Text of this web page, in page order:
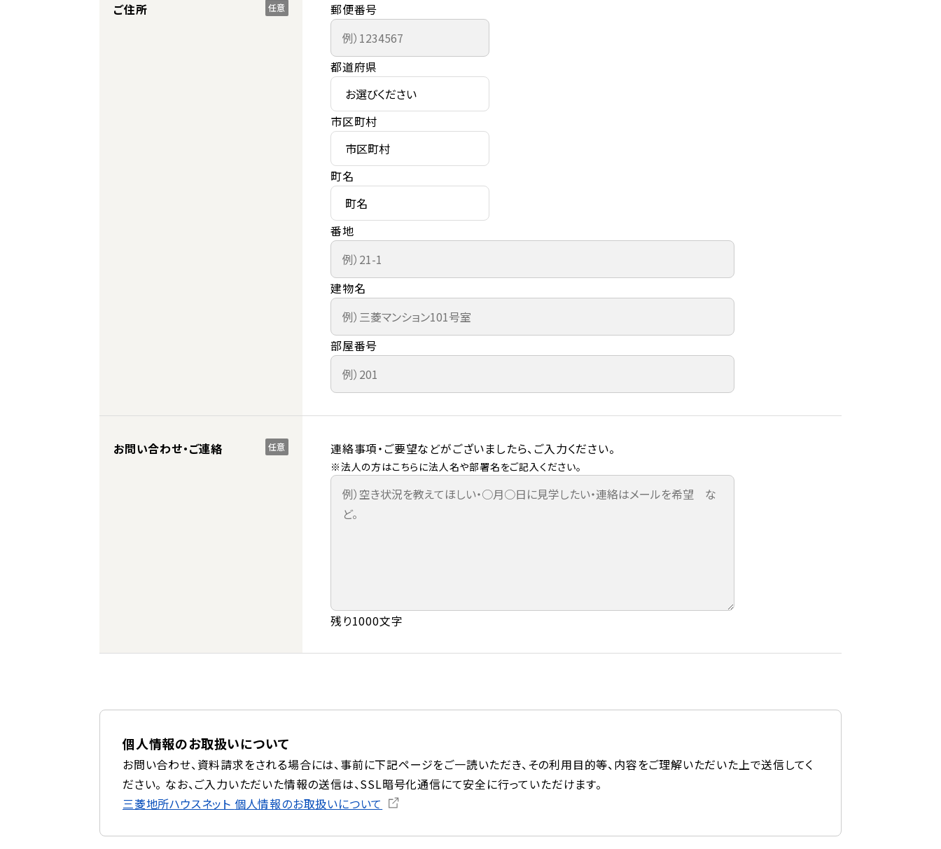
ご住所 任意 郵便番号
都道府県
市区町村
町名
番地
建物名
部屋番号
お問い合わせ・ご連絡 任意 連絡事項・ご要望などがございましたら、ご入力ください。
※法人の方はこちらに法人名や部署名をご記入ください。
残り1000文字
個人情報のお取扱いについて
お問い合わせ、資料請求をされる場合には、事前に下記ページをご一読いただき、その利用目的等、内容をご理解いただいた上で送信してく
ださい。 なお、ご入力いただいた情報の送信は、SSL暗号化通信にて安全に行っていただけます。
三菱地所ハウスネット 個人情報のお取扱いについて